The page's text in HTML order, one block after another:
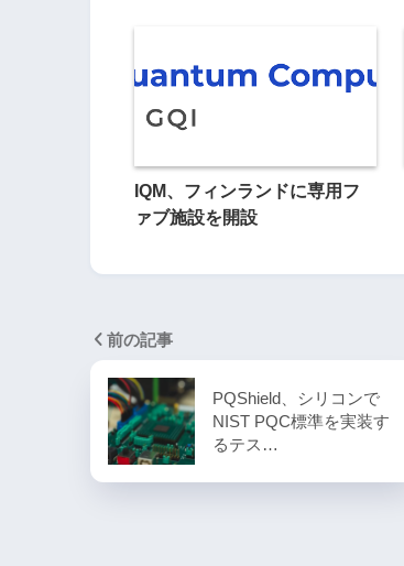
IQM、フィンランドに専用フ
ァブ施設を開設
前の記事
PQShield、シリコンで
NIST PQC標準を実装す
るテス…